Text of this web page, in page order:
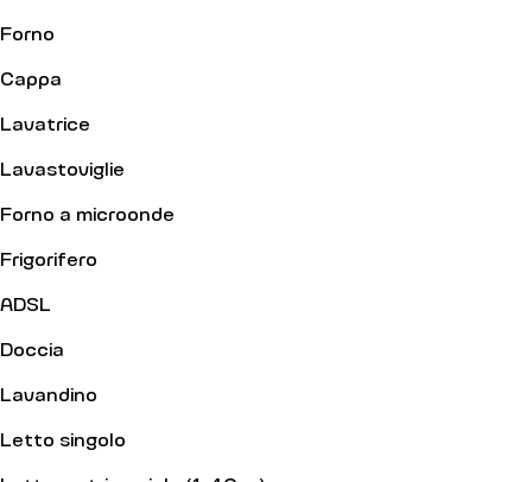
Forno
Cappa
Lavatrice
Lavastoviglie
Forno a microonde
Frigorifero
ADSL
Doccia
Lavandino
Letto singolo